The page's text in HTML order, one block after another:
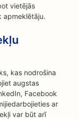
vietējās
apmeklētāju.
kas nodrošina
augstas
Facebook
ar
var būt arī